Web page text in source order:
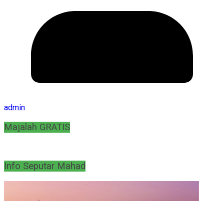
admin
Majalah GRATIS
Info Seputar Mahad